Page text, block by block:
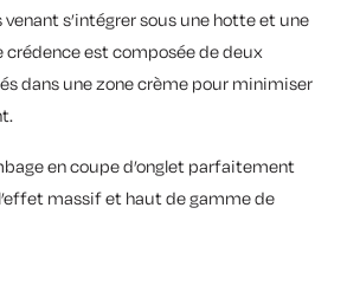
s’intégrer sous une hotte et une
crédence est composée de deux
dans une zone crème pour minimiser
en coupe d’onglet parfaitement
massif et haut de gamme de